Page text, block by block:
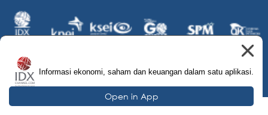
© 2026 IDX Channel. All Rights Reserved.
Informasi ekonomi, saham dan keuangan dalam satu aplikasi.
Open in App